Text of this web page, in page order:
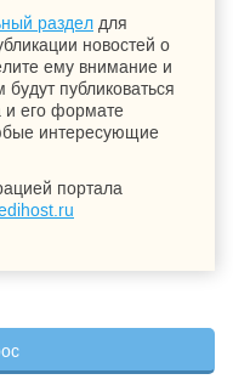
раздел для
новостей о
ему внимание и
публиковаться
и его формате
интересующие
портала